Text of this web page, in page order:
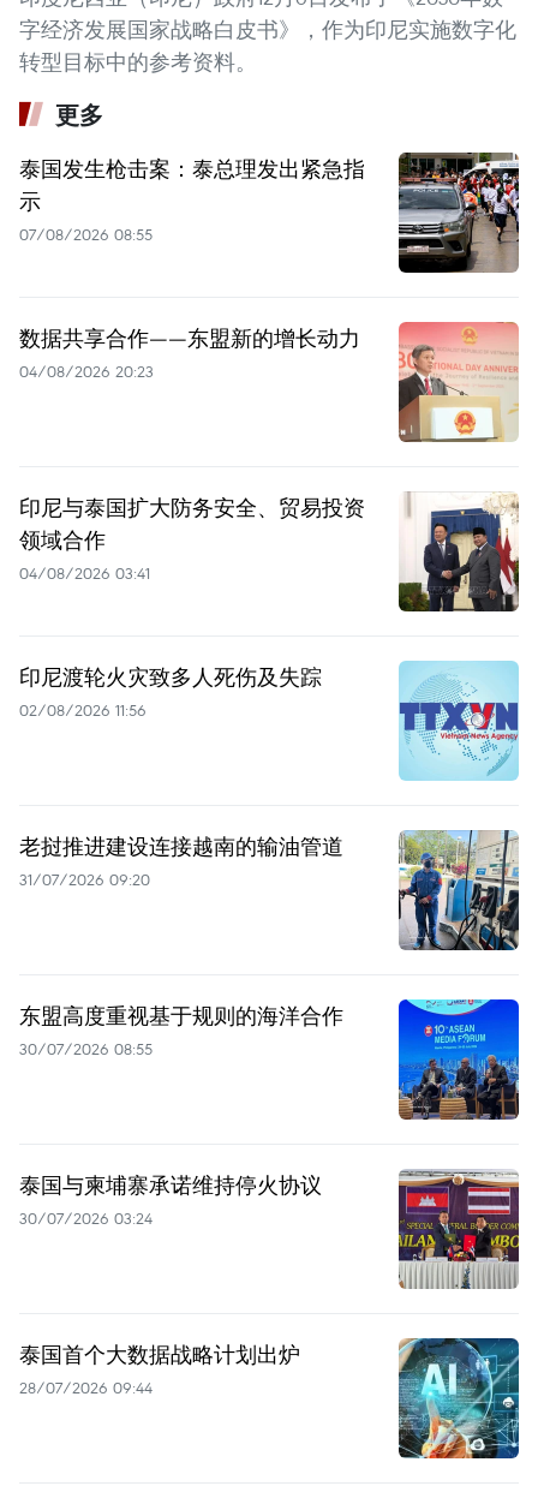
字经济发展国家战略白皮书》，作为印尼实施数字化
转型目标中的参考资料。
更多
泰国发生枪击案：泰总理发出紧急指
示
07/08/2026 08:55
数据共享合作——东盟新的增长动力
04/08/2026 20:23
印尼与泰国扩大防务安全、贸易投资
领域合作
04/08/2026 03:41
印尼渡轮火灾致多人死伤及失踪
02/08/2026 11:56
老挝推进建设连接越南的输油管道
31/07/2026 09:20
东盟高度重视基于规则的海洋合作
30/07/2026 08:55
泰国与柬埔寨承诺维持停火协议
30/07/2026 03:24
泰国首个大数据战略计划出炉
28/07/2026 09:44